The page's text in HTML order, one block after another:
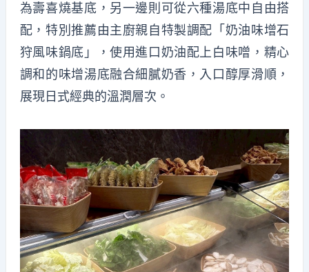
為壽喜燒基底，另一邊則可從六種湯底中自由搭
配，特別推薦由主廚親自特製調配「奶油味增石
狩風味鍋底」，使用進口奶油配上白味噌，精心
調和的味增湯底融合細膩奶香，入口醇厚滑順，
展現日式經典的溫潤層次。